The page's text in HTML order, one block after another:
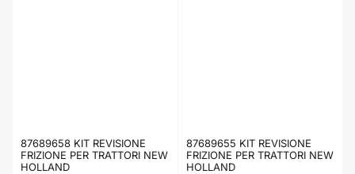
87689658 KIT REVISIONE
FRIZIONE PER TRATTORI NEW
HOLLAND
87689655 KIT REVISIONE
FRIZIONE PER TRATTORI NEW
HOLLAND